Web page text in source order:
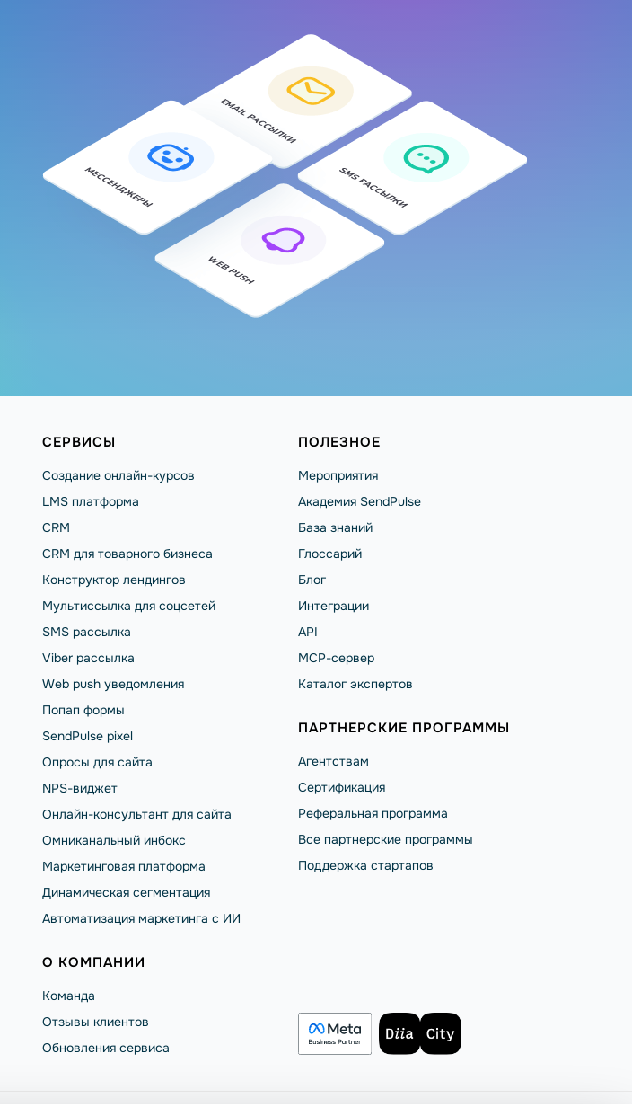
СЕРВИСЫ
Создание онлайн-курсов
LMS платформа
CRM
CRM для товарного бизнеса
Конструктор лендингов
Мультиссылка для соцсетей
SMS рассылка
Viber рассылка
Web push уведомления
Попап формы
SendPulse pixel
Опросы для сайта
NPS-виджет
Онлайн-консультант для сайта
Омниканальный инбокс
Маркетинговая платформа
Динамическая сегментация
Автоматизация маркетинга с ИИ
О КОМПАНИИ
Команда
Отзывы клиентов
Обновления сервиса
ПОЛЕЗНОЕ
Мероприятия
Академия SendPulse
База знаний
Глоссарий
Блог
Интеграции
API
MCP-сервер
Каталог экспертов
ПАРТНЕРСКИЕ ПРОГРАММЫ
Агентствам
Сертификация
Реферальная программа
Все партнерские программы
Поддержка стартапов